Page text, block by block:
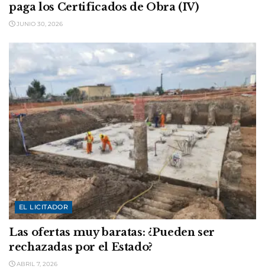
paga los Certificados de Obra (IV)
JUNIO 30, 2026
EL LICITADOR
Las ofertas muy baratas: ¿Pueden ser
rechazadas por el Estado?
ABRIL 7, 2026